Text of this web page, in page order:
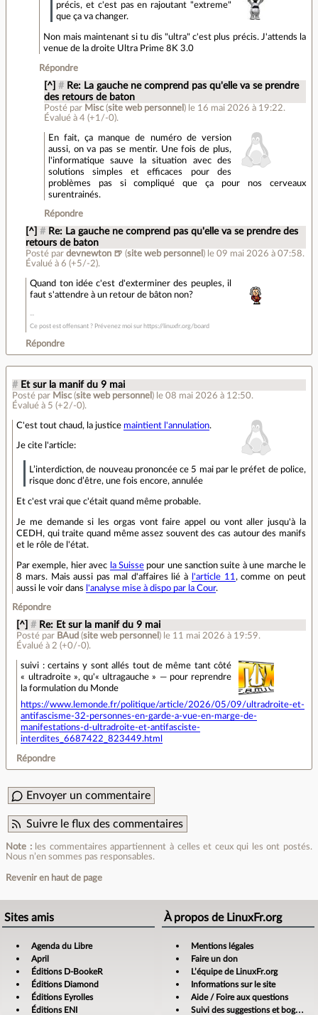
précis, et c'est pas en rajoutant "extreme"
que ça va changer.
Non mais maintenant si tu dis "ultra" c'est plus précis. J'attends la
venue de la droite Ultra Prime 8K 3.0
Répondre
[^] # Re: La gauche ne comprend pas qu'elle va se prendre
des retours de baton
Posté par Misc(site web personnel ) le 16 mai 2026 à 19:22.
Évalué à 4 (+1/-0).
En fait, ça manque de numéro de version
aussi, on va pas se mentir. Une fois de plus,
l'informatique sauve la situation avec des
solutions simples et efficaces pour des
problèmes pas si compliqué que ça pour nos cerveaux
surentrainés.
Répondre
[^] # Re: La gauche ne comprend pas qu'elle va se prendre des
retours de baton
Posté pardevnewton 🍺 (site web personnel ) le 09 mai 2026 à 07:58.
Évalué à6 (+5/-2).
Quand ton idée c'est d'exterminer des peuples, il
faut s'attendre à un retour de bâton non?
Ce post est offensant ? Prévenez moi sur https://linuxfr.org/board
Répondre
# Et sur la manif du 9 mai
Posté par Misc(site web personnel ) le 08 mai 2026 à 12:50.
Évalué à 5 (+2/-0).
C'est tout chaud, la justice maintient l'annulation.
Je cite l'article:
L’interdiction, de nouveau prononcée ce 5 mai par le préfet de police,
risque donc d’être, une fois encore, annulée
Et c'est vrai que c'était quand même probable.
Je me demande si les orgas vont faire appel ou vont aller jusqu'à la
CEDH, qui traite quand même assez souvent des cas autour des manifs
et le rôle de l'état.
Par exemple, hier avec la Suissepour une sanction suite à une marche le
8 mars. Mais aussi pas mal d'affaires lié à
l'article 11 , comme on peut
aussi le voir dans l'analyse mise à dispo par la Cour.
Répondre
[^] # Re: Et sur la manif du 9 mai
Posté par BAud (site web personnel ) le 11 mai 2026 à 19:59.
Évalué à 2 (+0/-0).
suivi : certains y sont allés tout de même tant côté
« ultradroite », qu'« ultragauche » — pour reprendre
la formulation du Monde
https://www.lemonde.fr/politique/article/2026/05/09/ultradroite-et-
antifascisme-32-personnes-en-garde-a-vue-en-marge-de-
manifestations-d-ultradroite-et-antifasciste-
interdites_6687422_823449.html
Répondre
Envoyer un commentaire
Suivre le flux des commentaires
Note :les commentaires appartiennent à celles et ceux qui les ont postés.
Nous n’en sommes pas responsables.
Revenir en haut de page
Sites amis
Agenda du Libre
April
Éditions D-BookeR
Éditions Diamond
Éditions Eyrolles
Éditions ENI
À propos de LinuxFr.org
Mentions légales
Faire un don
L’équipe de LinuxFr.org
Informations sur le site
Aide / Foire aux questions
Suivi des suggestions et bogues